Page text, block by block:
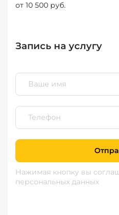
от 10 500 руб.
Запись на услугу
Нажимая кнопку вы
персональных данных